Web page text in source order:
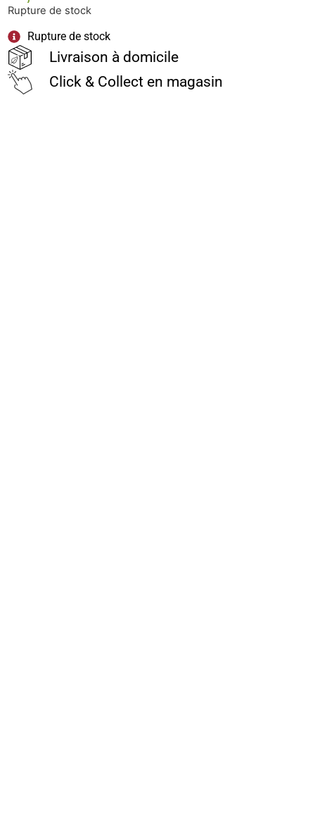
Rupture de stock
Rupture de stock
Livraison à domicile
Click & Collect en magasin